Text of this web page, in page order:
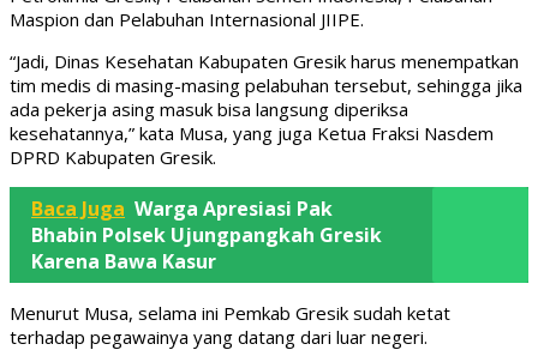
Maspion dan Pelabuhan Internasional JIIPE.
“Jadi, Dinas Kesehatan Kabupaten Gresik harus menempatkan
tim medis di masing-masing pelabuhan tersebut, sehingga jika
ada pekerja asing masuk bisa langsung diperiksa
kesehatannya,” kata Musa, yang juga Ketua Fraksi Nasdem
DPRD Kabupaten Gresik.
Baca Juga Warga Apresiasi Pak
Bhabin Polsek Ujungpangkah Gresik
Karena Bawa Kasur
Menurut Musa, selama ini Pemkab Gresik sudah ketat
terhadap pegawainya yang datang dari luar negeri.